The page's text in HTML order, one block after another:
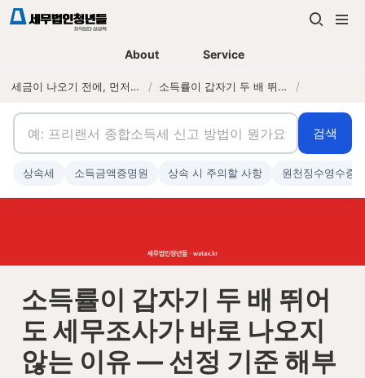
About Service
세금이 나오기 전에, 먼저 연락하는 세무법인 / 소득률이 갑자기 두 배 뛰어도 세무조사가 바로 나오지 않는 이유 — 선정 기준 해부 /
소득률이 갑자기 두 배 뛰어
도 세무조사가 바로 나오지
않는 이유 — 선정 기준 해부
검색
상속세 소득금액증명원 상속 시 주의할 사항 원천징수영수증